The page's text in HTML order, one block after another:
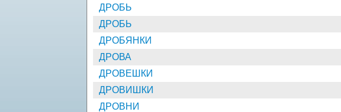
ДРОБЬ
ДРОБЬ
ДРОБЯНКИ
ДРОВА
ДРОВЕШКИ
ДРОВИШКИ
ДРОВНИ